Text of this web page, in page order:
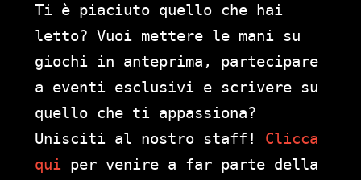
Ti è piaciuto quello che hai
letto? Vuoi mettere le mani su
giochi in anteprima, partecipare
a eventi esclusivi e scrivere su
quello che ti appassiona?
Unisciti al nostro staff! Clicca
qui per venire a far parte della